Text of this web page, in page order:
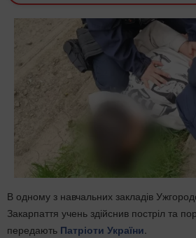
В одному з навчальних закладів
Закарпаття учень здійснив постріл та
передають Патріоти України.